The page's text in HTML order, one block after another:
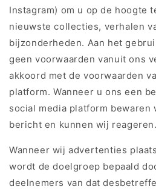
Instagram) om u op de hoogte
nieuwste collecties, verhalen
bijzonderheden. Aan het
geen voorwaarden vanuit ons
akkoord met de voorwaarden
platform. Wanneer u ons een
social media platform bewaren
bericht en kunnen wij reageren.
Wanneer wij advertenties
wordt de doelgroep bepaald
deelnemers van dat